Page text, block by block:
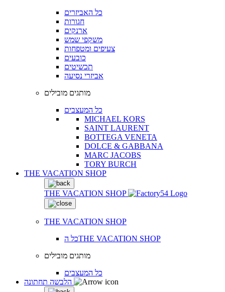
כל האביזרים
חגורות
ארנקים
משקפי שמש
צעיפים ומטפחות
כובעים
תכשיטים
אביזרי נסיעה
מותגים מובילים
כל המעצבים
MICHAEL KORS
SAINT LAURENT
BOTTEGA VENETA
DOLCE & GABBANA
MARC JACOBS
TORY BURCH
THE VACATION SHOP
THE VACATION SHOP
THE VACATION SHOP
כל הTHE VACATION SHOP
מותגים מובילים
כל המעצבים